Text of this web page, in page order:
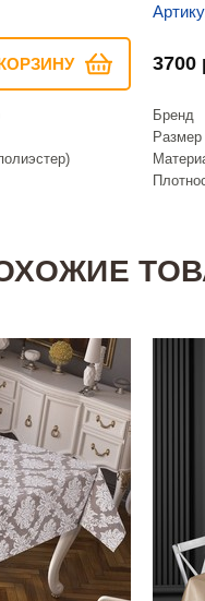
3700
Бренд
Размер